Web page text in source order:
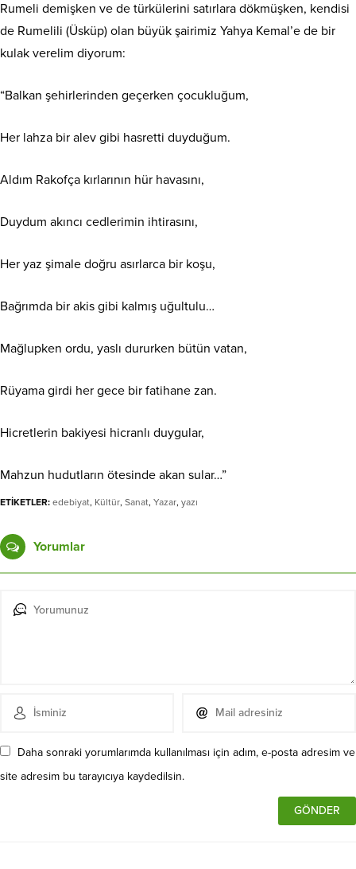
Rumeli demişken ve de türkülerini satırlara dökmüşken, kendisi
de Rumelili (Üsküp) olan büyük şairimiz Yahya Kemal’e de bir
kulak verelim diyorum:
“Balkan şehirlerinden geçerken çocukluğum,
Her lahza bir alev gibi hasretti duyduğum.
Aldım Rakofça kırlarının hür havasını,
Duydum akıncı cedlerimin ihtirasını,
Her yaz şimale doğru asırlarca bir koşu,
Bağrımda bir akis gibi kalmış uğultulu…
Mağlupken ordu, yaslı dururken bütün vatan,
Rüyama girdi her gece bir fatihane zan.
Hicretlerin bakiyesi hicranlı duygular,
Mahzun hudutların ötesinde akan sular…”
ETİKETLER: edebiyat, Kültür, Sanat, Yazar, yazı
Yorumlar
Daha sonraki yorumlarımda kullanılması için adım, e-posta adresim ve
site adresim bu tarayıcıya kaydedilsin.